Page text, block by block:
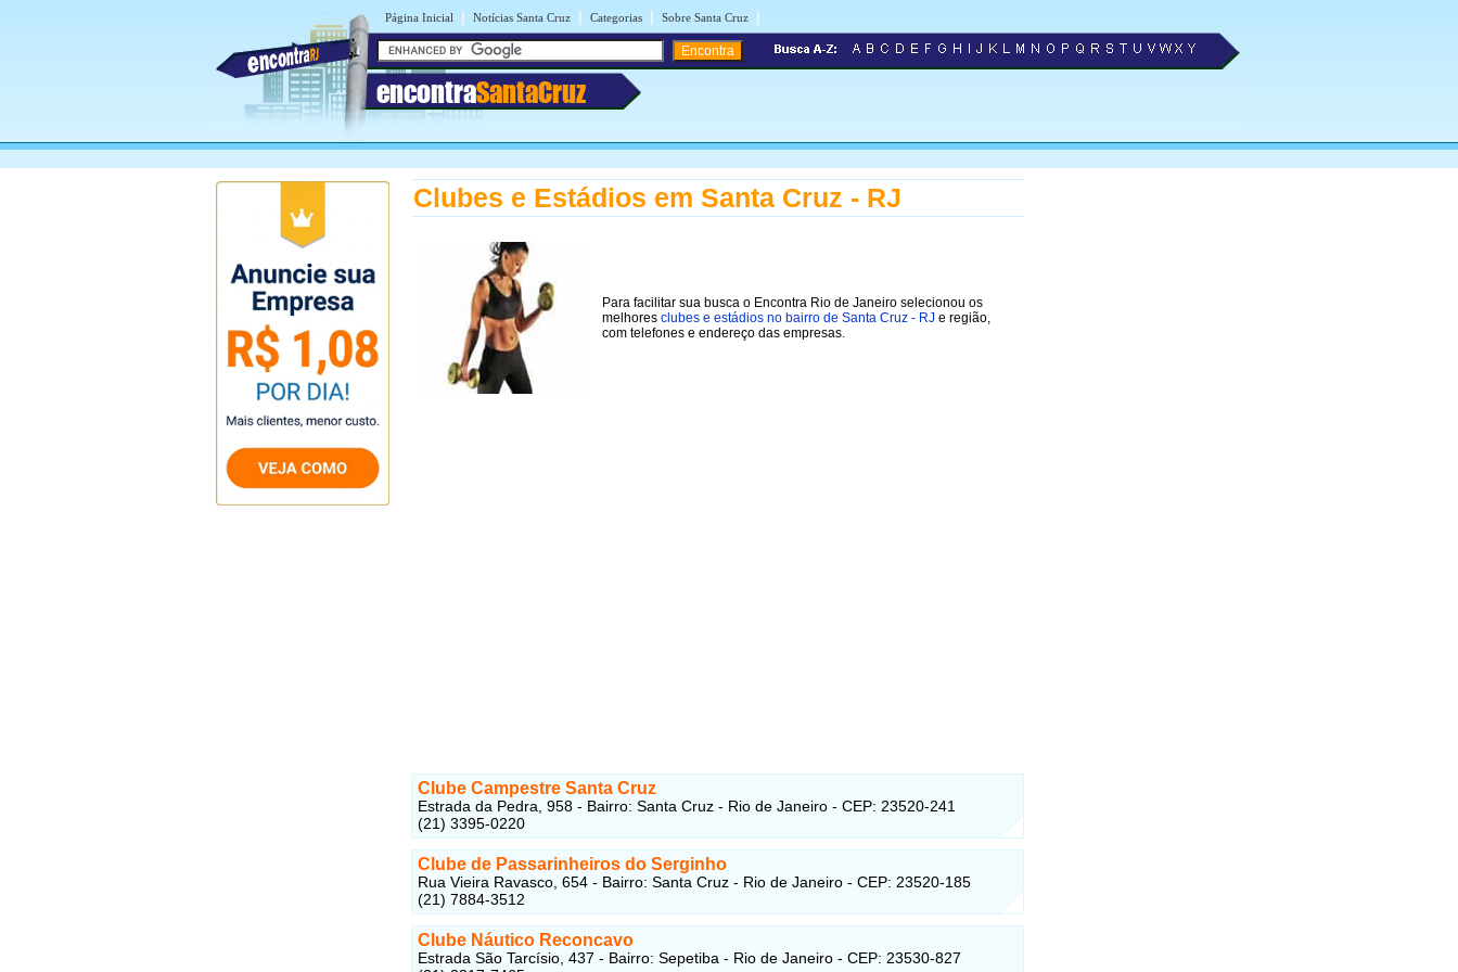
Página Inicial | Notícias Santa Cruz | Categorias | Sobre Santa Cruz |
encontraSantaCruz
Clubes e Estádios em Santa Cruz - RJ
Para facilitar sua busca o Encontra Rio de Janeiro selecionou os
melhores clubes e estádios no bairro de Santa Cruz - RJ e região,
com telefones e endereço das empresas.
Clube Campestre Santa Cruz
Estrada da Pedra, 958 - Bairro: Santa Cruz - Rio de Janeiro - CEP: 23520-241
(21) 3395-0220
Clube de Passarinheiros do Serginho
Rua Vieira Ravasco, 654 - Bairro: Santa Cruz - Rio de Janeiro - CEP: 23520-185
(21) 7884-3512
Clube Náutico Reconcavo
Estrada São Tarcísio, 437 - Bairro: Sepetiba - Rio de Janeiro - CEP: 23530-827